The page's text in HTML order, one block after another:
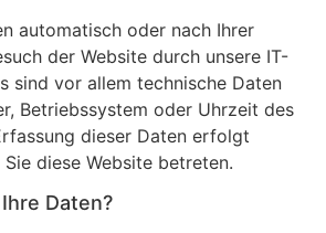
automatisch oder nach Ihrer
der Website durch unsere IT-
sind vor allem technische Daten
Betriebssystem oder Uhrzeit des
dieser Daten erfolgt
diese Website betreten.
Daten?